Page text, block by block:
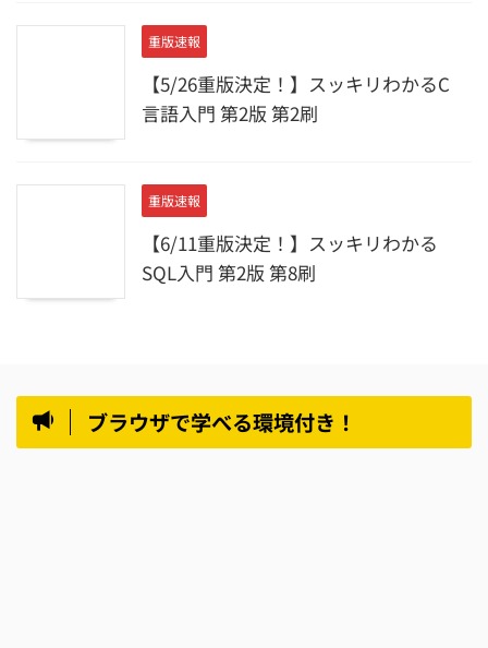
重版速報
【5/26重版決定！】スッキリわかるC
言語入門 第2版 第2刷
重版速報
【6/11重版決定！】スッキリわかる
SQL入門 第2版 第8刷
ブラウザで学べる環境付き！